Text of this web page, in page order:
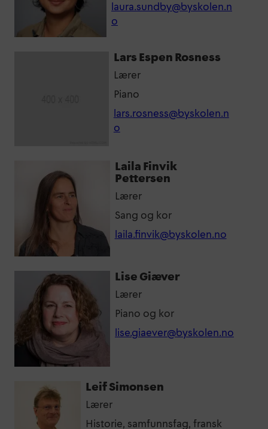
laura.sundby@byskolen.n
o
Lars Espen Rosness
Lærer
Piano
lars.rosness@byskolen.n
o
Laila Finvik
Pettersen
Lærer
Sang og kor
laila.finvik@byskolen.no
Lise Giæver
Lærer
Piano og kor
lise.giaever@byskolen.no
Leif Simonsen
Lærer
Historie, samfunnsfag, fransk